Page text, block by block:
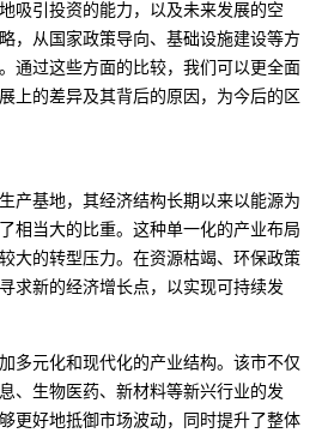
吸引投资的能力，以及未来发展的空
，从国家政策导向、基础设施建设等方
通过这些方面的比较，我们可以更全面
上的差异及其背后的原因，为今后的区
产基地，其经济结构长期以来以能源为
相当大的比重。这种单一化的产业布局
大的转型压力。在资源枯竭、环保政策
求新的经济增长点，以实现可持续发
多元化和现代化的产业结构。该市不仅
、生物医药、新材料等新兴行业的发
更好地抵御市场波动，同时提升了整体